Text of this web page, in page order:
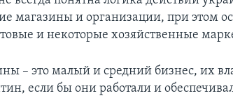
магазины и организации, при этом
и некоторые хозяйственные
– это малый и средний бизнес, их
если бы они работали и